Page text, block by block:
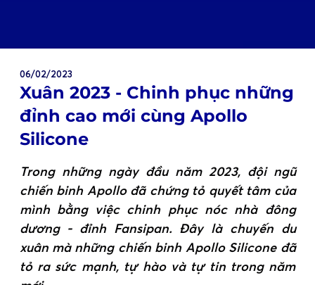
06/02/2023
Xuân 2023 - Chinh phục những
đỉnh cao mới cùng Apollo
Silicone
Trong những ngày đầu năm 2023, đội ngũ
chiến binh Apollo đã chứng tỏ quyết tâm của
mình bằng việc chinh phục nóc nhà đông
dương - đỉnh Fansipan. Đây là chuyến du
xuân mà những chiến binh Apollo Silicone đã
tỏ ra sức mạnh, tự hào và tự tin trong năm